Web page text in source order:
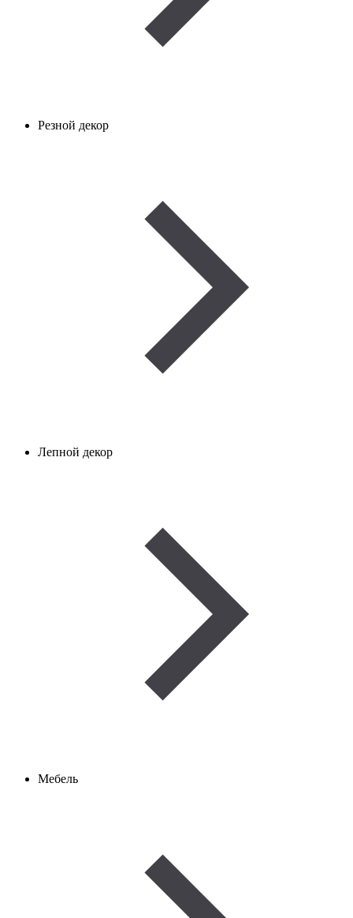
Резной декор
Лепной декор
Мебель